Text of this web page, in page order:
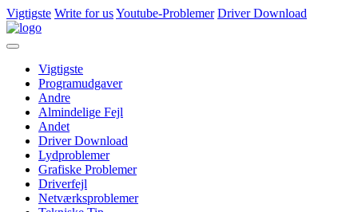
Vigtigste Write for usYoutube-Problemer Driver Download
Vigtigste
Programudgaver
Andre
Almindelige Fejl
Andet
Driver Download
Lydproblemer
Grafiske Problemer
Driverfejl
Netværksproblemer